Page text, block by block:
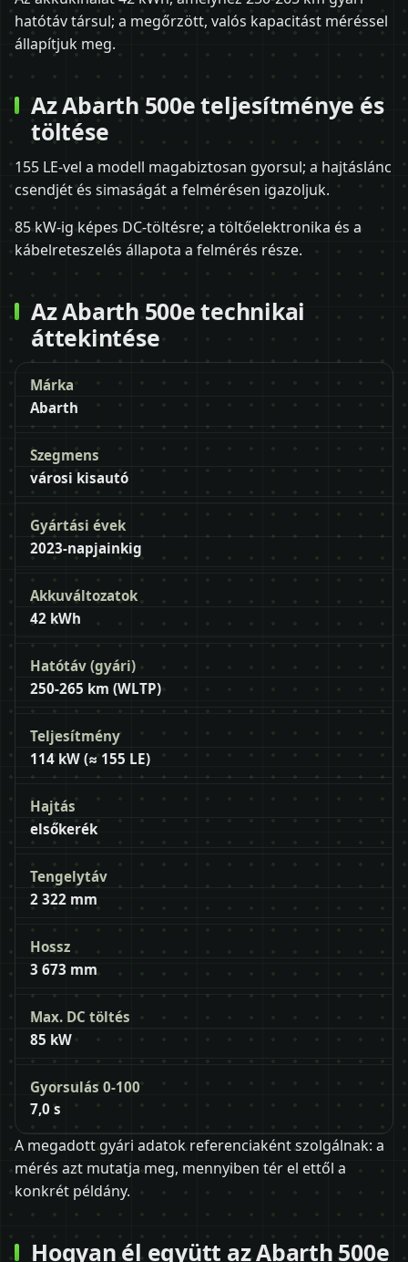
hatótáv társul; a megőrzött, valós kapacitást méréssel
állapítjuk meg.
Az Abarth 500e teljesítménye és
töltése
155 LE-vel a modell magabiztosan gyorsul; a hajtáslánc
csendjét és simaságát a felmérésen igazoljuk.
85 kW-ig képes DC-töltésre; a töltőelektronika és a
kábelreteszelés állapota a felmérés része.
Az Abarth 500e technikai
áttekintése
Márka
Abarth
Szegmens
városi kisautó
Gyártási évek
2023-napjainkig
Akkuváltozatok
42 kWh
Hatótáv (gyári)
250-265 km (WLTP)
Teljesítmény
114 kW (≈ 155 LE)
Hajtás
elsőkerék
Tengelytáv
2 322 mm
Hossz
3 673 mm
Max. DC töltés
85 kW
Gyorsulás 0-100
7,0 s
A megadott gyári adatok referenciaként szolgálnak: a
mérés azt mutatja meg, mennyiben tér el ettől a
konkrét példány.
Hogyan él együtt az Abarth 500e